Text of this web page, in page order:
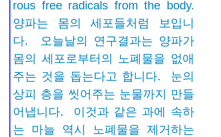
rous free radicals from the body.
양파는 몸의 세포들처럼 보입니
다. 오늘날의 연구결과는 양파가
몸의 세포로부터의 노폐물을 없애
주는 것을 돕는다고 합니다.
눈의
상피 층을 씻어주는 눈물까지 만들
어냅니다. 이것과 같은 과에 속하
는 마늘 역시 노폐물을 제거하는